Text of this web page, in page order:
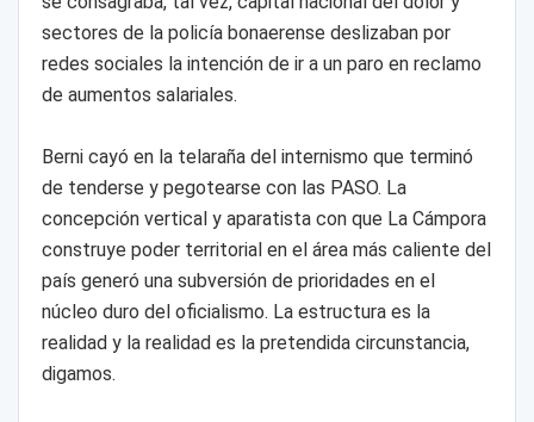
sectores de la policía bonaerense deslizaban por
redes sociales la intención de ir a un paro en reclamo
de aumentos salariales.
Berni cayó en la telaraña del internismo que terminó
de tenderse y pegotearse con las PASO. La
concepción vertical y aparatista con que La Cámpora
construye poder territorial en el área más caliente del
país generó una subversión de prioridades en el
núcleo duro del oficialismo. La estructura es la
realidad y la realidad es la pretendida circunstancia,
digamos.